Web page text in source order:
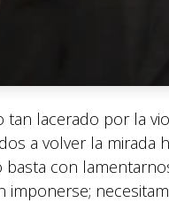
lacerado por la
a volver la mirada
basta con
imponerse;